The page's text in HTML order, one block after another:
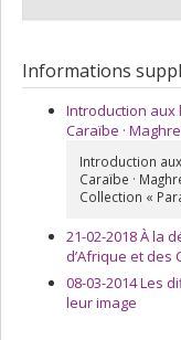
Informations
Introduction aux
Caraïbe ·
Introduction
Caraïbe ·
Collection «
21-02-2018 À la
d’Afrique et des
08-03-2014 Les
leur image